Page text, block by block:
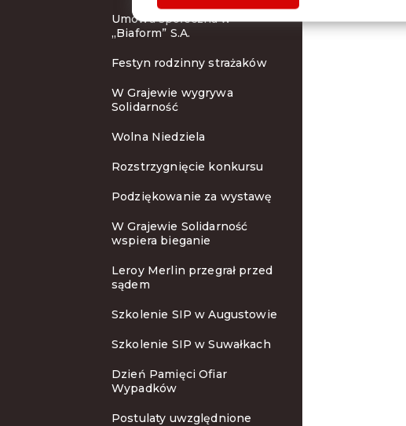
Umowa społeczna w
„Biaform” S.A.
Festyn rodzinny strażaków
W Grajewie wygrywa
Solidarność
Wolna Niedziela
Rozstrzygnięcie konkursu
Podziękowanie za wystawę
W Grajewie Solidarność
wspiera bieganie
Leroy Merlin przegrał przed
sądem
Szkolenie SIP w Augustowie
Szkolenie SIP w Suwałkach
Dzień Pamięci Ofiar
Wypadków
Postulaty uwzględnione